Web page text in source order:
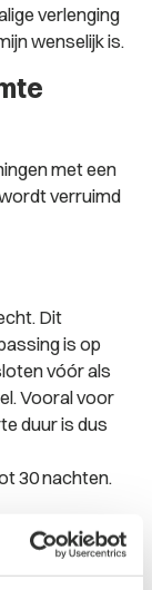
verlenging
wenselijk is.
met een
verruimd
Dit
is op
vóór als
Vooral voor
duur is dus
30 nachten.